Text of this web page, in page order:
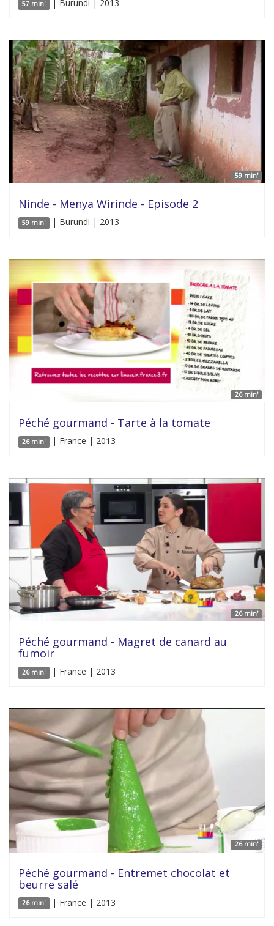
57 min' | Burundi | 2013
59 min'
Ninde - Menya Wirinde - Episode 2
59 min' | Burundi | 2013
26 min'
Péché gourmand - Tarte à la tomate
26 min' | France | 2013
26 min'
Péché gourmand - Magret de canard au
fumoir
26 min' | France | 2013
26 min'
Péché gourmand - Entremet chocolat et
beurre salé
26 min' | France | 2013